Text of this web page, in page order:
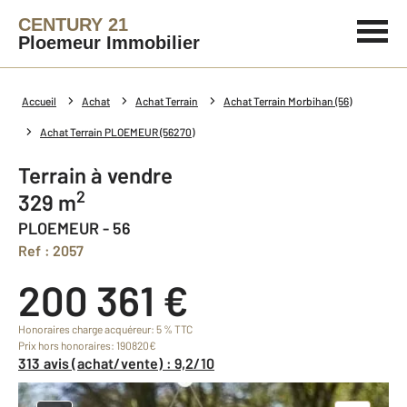
CENTURY 21
Ploemeur Immobilier
Accueil Achat Achat Terrain Achat Terrain Morbihan (56)
Achat Terrain PLOEMEUR (56270)
Terrain à vendre
329 m2
PLOEMEUR - 56
Ref : 2057
200 361 €
Honoraires charge acquéreur: 5 % TTC
Prix hors honoraires: 190820€
313 avis (achat/vente) : 9,2/10